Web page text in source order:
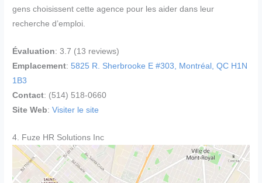
gens choisissent cette agence pour les aider dans leur
recherche d’emploi.
Évaluation: 3.7 (13 reviews)
Emplacement:5825 R. Sherbrooke E #303, Montréal, QC H1N
1B3
Contact: (514) 518-0660
Site Web:Visiter le site
4. Fuze HR Solutions Inc